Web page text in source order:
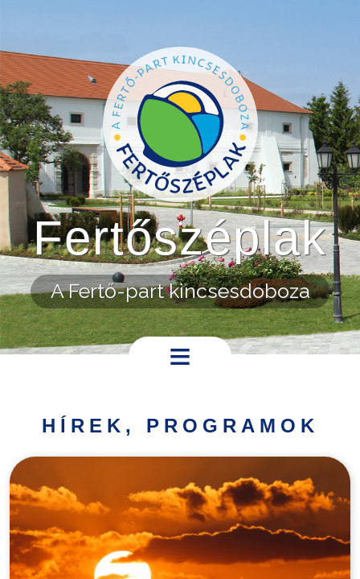
Fertőszéplak
A Fertő-part kincsesdoboza
Települési
Turistáknak
Pályázatok
Választás
HÍREK, PROGRAMOK